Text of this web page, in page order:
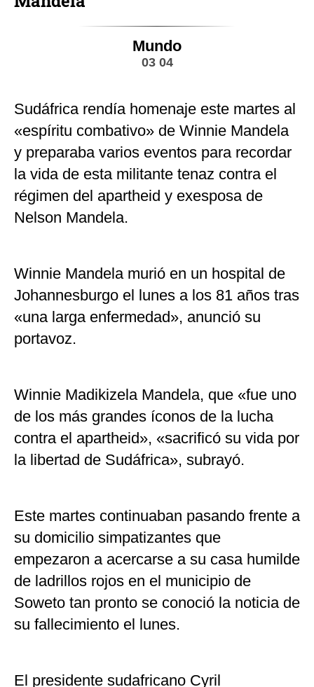
Mundo
03 04
Sudáfrica rendía homenaje este martes al
«espíritu combativo» de Winnie Mandela
y preparaba varios eventos para recordar
la vida de esta militante tenaz contra el
régimen del apartheid y exesposa de
Nelson Mandela.
Winnie Mandela murió en un hospital de
Johannesburgo el lunes a los 81 años tras
«una larga enfermedad», anunció su
portavoz.
Winnie Madikizela Mandela, que «fue uno
de los más grandes íconos de la lucha
contra el apartheid», «sacrificó su vida por
la libertad de Sudáfrica», subrayó.
Este martes continuaban pasando frente a
su domicilio simpatizantes que
empezaron a acercarse a su casa humilde
de ladrillos rojos en el municipio de
Soweto tan pronto se conoció la noticia de
su fallecimiento el lunes.
El presidente sudafricano Cyril